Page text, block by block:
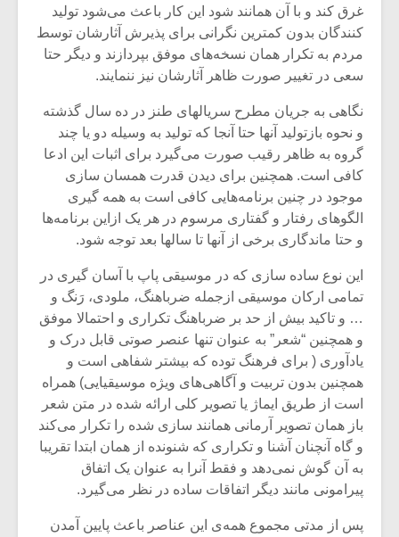
غرق کند و با آن همانند شود این کار باعث می‌شود تولید
کنندگان بدون کمترین نگرانی برای پذیرش آثارشان توسط
مردم به تکرار همان نسخه‌های موفق بپردازند و دیگر حتا
سعی در تغییر صورت ظاهر آثارشان نیز ننمایند.
نگاهی به جریان مطرح سریالهای طنز در ده سال گذشته
و نحوه بازتولید آنها حتا آنجا که تولید به وسیله دو یا چند
گروه به ظاهر رقیب صورت می‌گیرد برای اثبات این ادعا
کافی است. همچنین برای دیدن قدرت همسان سازی
موجود در چنین برنامه‌هایی کافی است به همه گیری
الگوهای رفتار و گفتاری مرسوم در هر یک ازاین برنامه‌ها
و حتا ماندگاری برخی از آنها تا سالها بعد توجه شود.
این نوع ساده سازی که در موسیقی پاپ با آسان گیری در
تمامی ارکان موسیقی ازجمله ضرباهنگ، ملودی، رَنگ و
… و تاکید بیش از حد بر ضرباهنگ تکراری و احتمالا موفق
و همچنین “شعر” به عنوان تنها عنصر صوتی قابل درک و
یادآوری ( برای فرهنگ توده که بیشتر شفاهی است و
همچنین بدون تربیت و آگاهی‌های ویژه موسیقیایی) همراه
است از طریق ایماژ یا تصویر کلی ارائه شده در متن شعر
باز همان تصویر آرمانی همانند سازی شده را تکرار می‌کند
و گاه آنچنان آشنا و تکراری که شنونده از همان ابتدا تقریبا
به آن گوش نمی‌دهد و فقط آنرا به عنوان یک اتفاق
پیرامونی مانند دیگر اتفاقات ساده در نظر می‌گیرد.
پس از مدتی مجموع همه‌ی این عناصر باعث پایین آمدن
یادداشتی بر موسیقی
متن فیلم «متری
شیش و نیم»
اگر نمی توانی
مشهورترین باشی،
بدنام ترین باش
دوره
موسیقی